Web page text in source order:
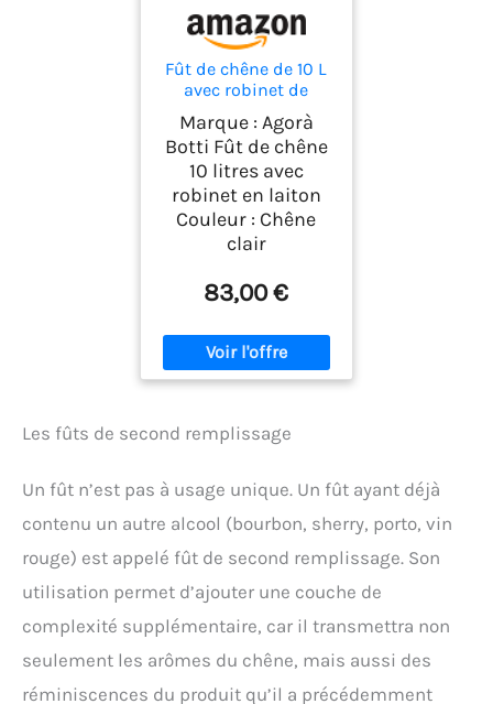
Fût de chêne de 10 L
avec robinet de
laiton
Marque : Agorà
Botti Fût de chêne
10 litres avec
robinet en laiton
Couleur : Chêne
clair
83,00 €
Les fûts de second remplissage
Un fût n’est pas à usage unique. Un fût ayant déjà
contenu un autre alcool (bourbon, sherry, porto, vin
rouge) est appelé fût de second remplissage. Son
utilisation permet d’ajouter une couche de
complexité supplémentaire, car il transmettra non
seulement les arômes du chêne, mais aussi des
réminiscences du produit qu’il a précédemment